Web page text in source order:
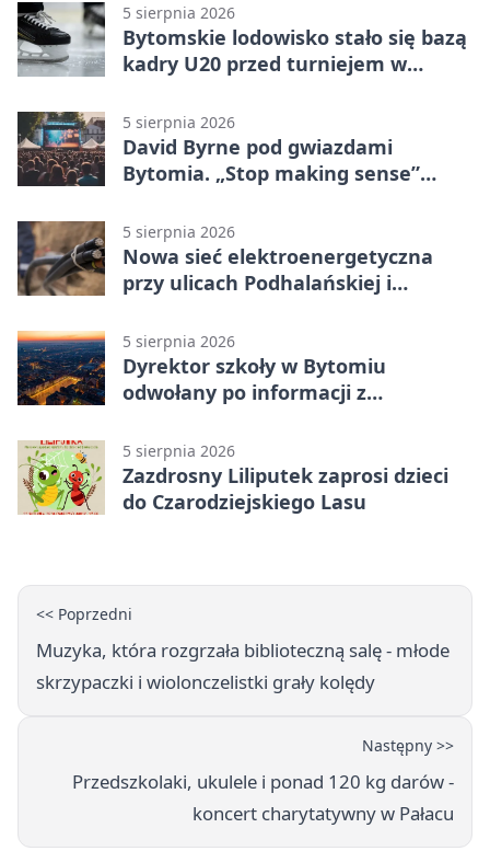
5 sierpnia 2026
Bytomskie lodowisko stało się bazą
kadry U20 przed turniejem w
5 sierpnia 2026
David Byrne pod gwiazdami
Bytomia. „Stop making sense”
5 sierpnia 2026
Nowa sieć elektroenergetyczna
przy ulicach Podhalańskiej i
5 sierpnia 2026
Dyrektor szkoły w Bytomiu
odwołany po informacji z
5 sierpnia 2026
Zazdrosny Liliputek zaprosi dzieci
do Czarodziejskiego Lasu
<< Poprzedni
Muzyka, która rozgrzała biblioteczną salę - młode
skrzypaczki i wiolonczelistki grały kolędy
Następny >>
Przedszkolaki, ukulele i ponad 120 kg darów -
koncert charytatywny w Pałacu